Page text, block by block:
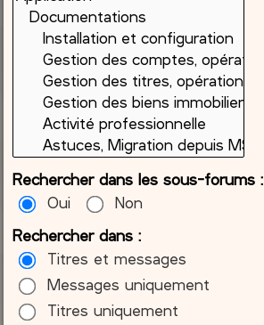
Rechercher dans les sous-forums :
Oui
Non
Rechercher dans :
Titres et messages
Messages uniquement
Titres uniquement